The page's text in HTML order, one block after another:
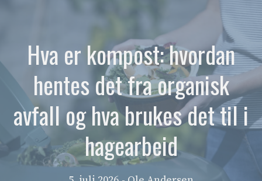
Hva er kompost: hvordan
hentes det fra organisk
avfall og hva brukes det til i
hagearbeid